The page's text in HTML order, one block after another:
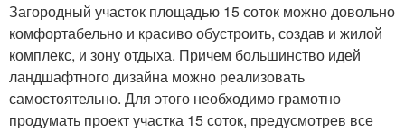
Загородный участок площадью 15 соток можно довольно
комфортабельно и красиво обустроить, создав и жилой
комплекс, и зону отдыха. Причем большинство идей
ландшафтного дизайна можно реализовать
самостоятельно. Для этого необходимо грамотно
продумать проект участка 15 соток, предусмотрев все